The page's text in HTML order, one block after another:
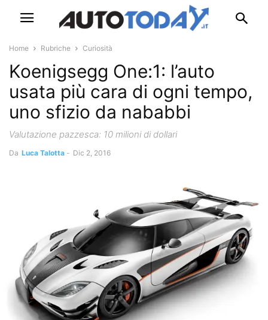
Home Rubriche Curiosità
Koenigsegg One:1: l’auto
usata più cara di ogni tempo,
uno sfizio da nababbi
Valutazione pazzesca: 10 milioni di dollari
Da Luca Talotta - Dic 2, 2016